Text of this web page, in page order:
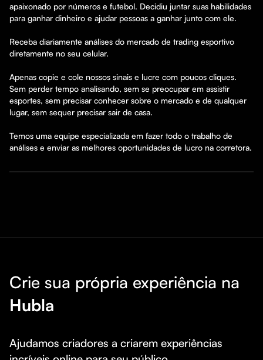
apaixonado por números e futebol. Decidiu juntar suas habilidades
para ganhar dinheiro e ajudar pessoas a ganhar junto com ele.
Receba diariamente análises do mercado de trading esportivo
diretamente no seu celular.
Apenas copie e cole nossos sinais e lucre com poucos cliques.
Sem perder tempo analisando, sem se preocupar em assistir
esportes, sem precisar conhecer sobre o mercado e de qualquer
lugar, sem sequer precisar sair de casa.
Temos uma equipe especializada em fazer todo o trabalho de
análises e enviar as melhores oportunidades de lucro na corretora.
Crie sua própria experiência na
Hubla
Ajudamos criadores a criarem experiências